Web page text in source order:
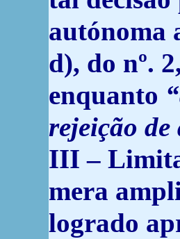
autónoma
d), do nº.
enquanto
rejeição
III –
mera
logrado